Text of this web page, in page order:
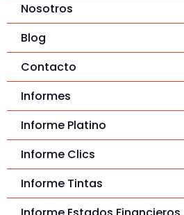
Nosotros
Blog
Contacto
Informes
Informe Platino
Informe Clics
Informe Tintas